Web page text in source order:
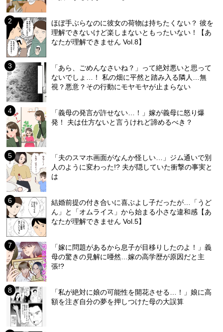
ほぼ手ぶらなのに彼女の荷物は持ちたくない？ 彼を
理解できないけど楽しまないともったいない！【あ
なたが理解できません Vol.8】
「あら、ごめんなさいね？」って絶対悪いと思って
ないでしょ…！ 私の畑に平然と踏み入る隣人…無
視？悪意？その行動にモヤモヤが止まらない
「義母の発言が許せない…！」嫁が義母に怒り爆
発！ 夫は仕方ないと言うけれど諦めるべき？
「夫のスマホ画面がなんか怪しい…」ジム通いで別
人のように変わった!? 夫が隠していた衝撃の事実と
は
結婚前提の付き合いに喜ぶよし子だったが…「うど
ん」と「オムライス」から始まる小さな違和感【あ
なたが理解できません Vol.5】
「嫁に問題があるから息子が目移りしたのよ！」義
母の驚きの見解に唖然…嫁の高学歴が原因だと主
張!?
「私が絶対に娘の可能性を開花させる…！」娘に高
額を注ぎ自分の夢を押しつけた母の大誤算